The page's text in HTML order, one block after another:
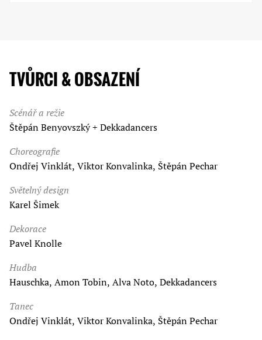
TVŮRCI & OBSAZENÍ
Scénář a režie
Štěpán Benyovszký + Dekkadancers
Choreografie
Ondřej Vinklát, Viktor Konvalinka, Štěpán Pechar
Světelný design
Karel Šimek
Dekorace
Pavel Knolle
Hudba
Hauschka, Amon Tobin, Alva Noto, Dekkadancers
Tanec
Ondřej Vinklát, Viktor Konvalinka, Štěpán Pechar